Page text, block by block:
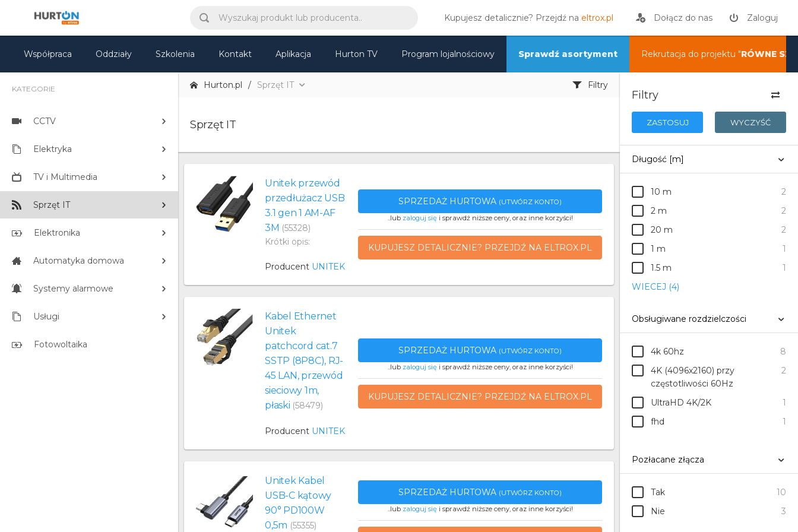
Kupujesz detalicznie? Przejdź na eltrox.pl Dołącz do nas Zaloguj
Współpraca Oddziały Szkolenia Kontakt Aplikacja Hurton TV Program lojalnościowy Sprawdź asortyment Rekrutacja do projektu "RÓWNE
KATEGORIE
CCTV
Elektryka
TV i Multimedia
Sprzęt IT
Elektronika
Automatyka domowa
Systemy alarmowe
Usługi
Fotowoltaika
Hurton.pl Sprzęt IT Filtry
Sprzęt IT
Unitek przewód
przedłużacz USB
3.1 gen 1 AM-AF
3M (55328)
Krótki opis:
Producent UNITEK
SPRZEDAŻ HURTOWA (UTWÓRZ KONTO)
..lub zaloguj sięi sprawdź niższe ceny, oraz inne korzyści!
KUPUJESZ DETALICZNIE? PRZEJDŹ NA ELTROX.PL
Kabel Ethernet
Unitek
patchcord cat.7
SSTP (8P8C), RJ-
45 LAN, przewód
sieciowy 1m,
płaski (58479)
Producent UNITEK
SPRZEDAŻ HURTOWA (UTWÓRZ KONTO)
..lub zaloguj sięi sprawdź niższe ceny, oraz inne korzyści!
KUPUJESZ DETALICZNIE? PRZEJDŹ NA ELTROX.PL
Unitek Kabel
USB-C kątowy
90° PD100W
0,5m (55355)
SPRZEDAŻ HURTOWA (UTWÓRZ KONTO)
..lub zaloguj sięi sprawdź niższe ceny, oraz inne korzyści!
Filtry
ZASTOSUJ WYCZYŚĆ
Długość [m]
10 m
2
2 m
2
20 m
2
1 m
1
1.5 m
1
WIECEJ (4)
Obsługiwane rozdzielczości
4k 60hz
8
4K (4096x2160) przy
częstotliwości 60Hz
2
UltraHD 4K/2K
1
fhd
1
Pozłacane złącza
Tak
10
Nie
3